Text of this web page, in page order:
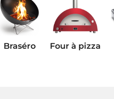
Braséro Four à pizza